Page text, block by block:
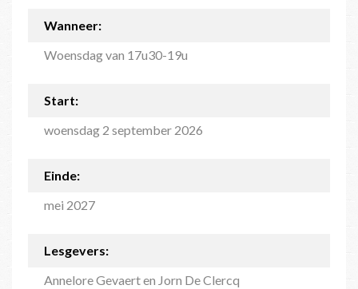
Wanneer:
Woensdag van 17u30-19u
Start:
woensdag 2 september 2026
Einde:
mei 2027
Lesgevers:
Annelore Gevaert en Jorn De Clercq